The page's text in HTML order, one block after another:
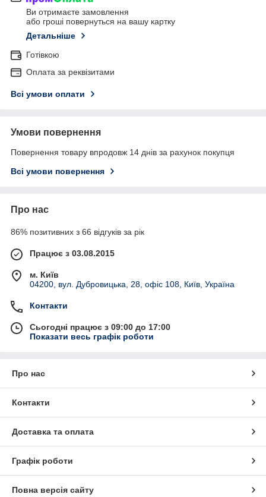
Ви отримаєте замовлення
або гроші повернуться на вашу картку
Детальніше
Готівкою
Оплата за реквізитами
Всі умови оплати
Умови повернення
Повернення товару впродовж 14 днів за рахунок покупця
Всі умови повернення
Про нас
86% позитивних з 66 відгуків за рік
Працює з 03.08.2015
м. Київ
04200, вул. Дубровицька, 28, офіс 108, Київ, Україна
Контакти
Сьогодні працює з 09:00 до 17:00
Показати весь графік роботи
Про нас
Контакти
Доставка та оплата
Графік роботи
Повна версія сайту